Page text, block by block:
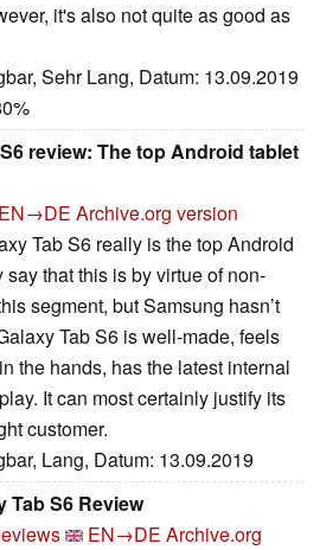
it's also not quite as good as
Sehr Lang, Datum: 13.09.2019
review: The top Android tablet
EN→DE Archive.org version
Tab S6 really is the top Android
that this is by virtue of non-
segment, but Samsung hasn’t
Tab S6 is well-made, feels
the hands, has the latest internal
It can most certainly justify its
customer.
Lang, Datum: 13.09.2019
Tab S6 Review
EN→DE Archive.org